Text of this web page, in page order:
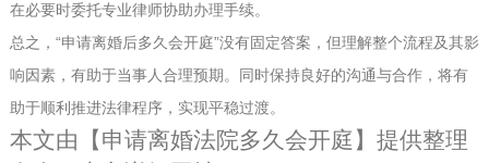
在必要时委托专业律师协助办理手续。
总之，“申请离婚后多久会开庭”没有固定答案，但理解整个流程及其影
响因素，有助于当事人合理预期。同时保持良好的沟通与合作，将有
助于顺利推进法律程序，实现平稳过渡。
本文由【申请离婚法院多久会开庭 】提供整理